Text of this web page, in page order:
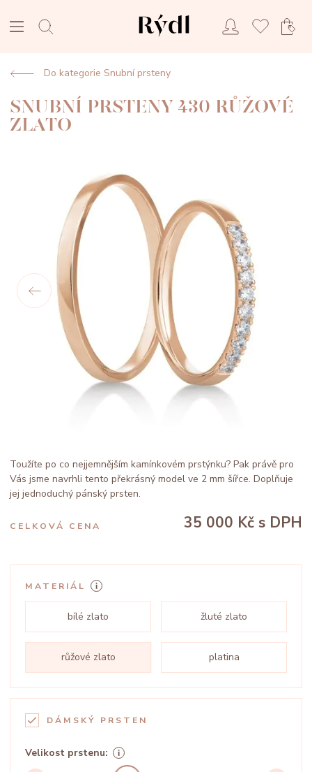
Do kategorie Snubní prsteny
SNUBNÍ PRSTENY 430 RŮŽOVÉ
ZLATO
Toužíte po co nejjemnějším kamínkovém prstýnku? Pak právě pro
Vás jsme navrhli tento překrásný model ve 2 mm šířce. Doplňuje
jej jednoduchý pánský prsten.
CELKOVÁ CENA 35 000 Kč s DPH
MATERIÁL
bílé zlato žluté zlato
růžové zlato platina
DÁMSKÝ PRSTEN
Velikost prstenu: